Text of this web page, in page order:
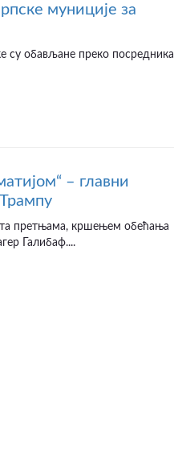
муниције за
су обављане преко посредника
– главни
претњама, кршењем обећања
Галибаф....